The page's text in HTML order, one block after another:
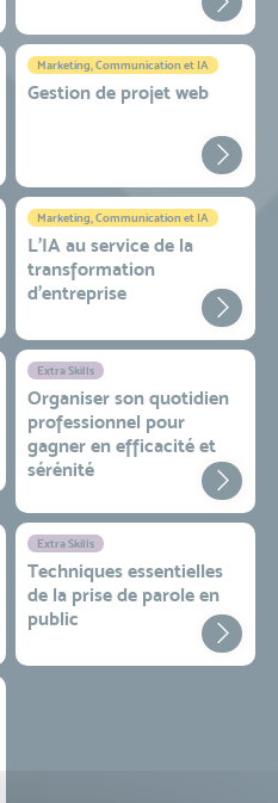
Marketing, Communication et IA
Gestion de projet web
Marketing, Communication et IA
L'IA au service de la
transformation
d'entreprise
Extra Skills
Organiser son quotidien
professionnel pour
gagner en efficacité et
sérénité
Extra Skills
Techniques essentielles
de la prise de parole en
public